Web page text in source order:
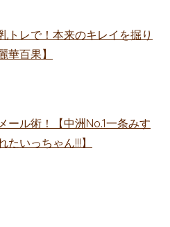
トレで！本来のキレイを掘り
華百果】
ール術！【中洲No.1一条みす
たいっちゃん!!!】